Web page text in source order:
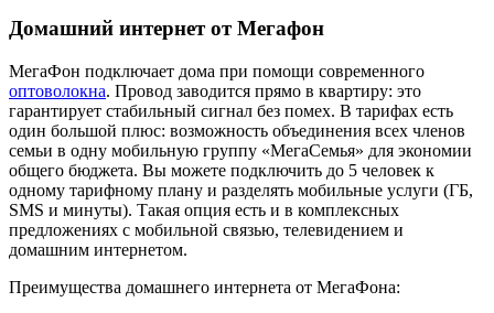
Домашний интернет от Мегафон
МегаФон подключает дома при помощи современного
оптоволокна. Провод заводится прямо в квартиру: это
гарантирует стабильный сигнал без помех. В тарифах есть
один большой плюс: возможность объединения всех членов
семьи в одну мобильную группу «МегаСемья» для экономии
общего бюджета. Вы можете подключить до 5 человек к
одному тарифному плану и разделять мобильные услуги (ГБ,
SMS и минуты). Такая опция есть и в комплексных
предложениях с мобильной связью, телевидением и
домашним интернетом.
Преимущества домашнего интернета от МегаФона: